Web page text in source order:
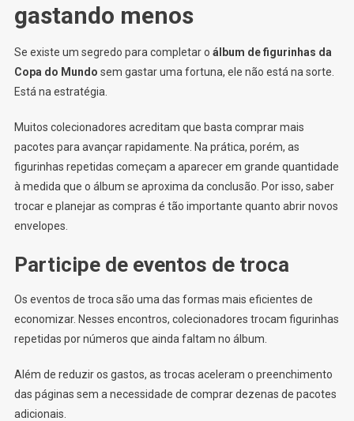
gastando menos
Se existe um segredo para completar o álbum de figurinhas da
Copa do Mundo sem gastar uma fortuna, ele não está na sorte.
Está na estratégia.
Muitos colecionadores acreditam que basta comprar mais
pacotes para avançar rapidamente. Na prática, porém, as
figurinhas repetidas começam a aparecer em grande quantidade
à medida que o álbum se aproxima da conclusão. Por isso, saber
trocar e planejar as compras é tão importante quanto abrir novos
envelopes.
Participe de eventos de troca
Os eventos de troca são uma das formas mais eficientes de
economizar. Nesses encontros, colecionadores trocam figurinhas
repetidas por números que ainda faltam no álbum.
Além de reduzir os gastos, as trocas aceleram o preenchimento
das páginas sem a necessidade de comprar dezenas de pacotes
adicionais.